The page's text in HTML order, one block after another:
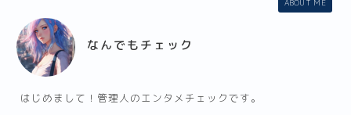
ABOUT ME
なんでもチェック
はじめまして！管理人のエンタメチェックです。